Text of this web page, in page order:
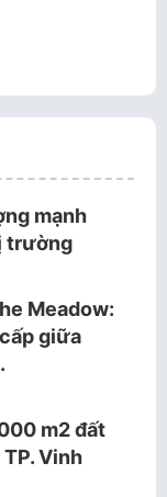
mạnh
trường
Meadow:
giữa
m2 đất
Vinh